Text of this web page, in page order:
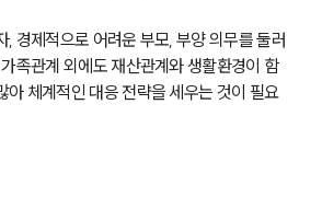
, 경제적으로 어려운 부모, 부양 의무를 둘러
족관계 외에도 재산관계와 생활환경이 함
아 체계적인 대응 전략을 세우는 것이 필요